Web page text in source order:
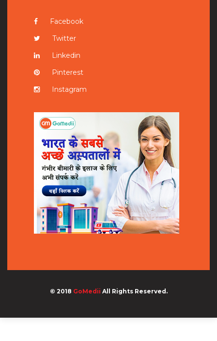
Facebook
Twitter
Linkedin
Pinterest
Instagram
© 2018 GoMedii All Rights Reserved.